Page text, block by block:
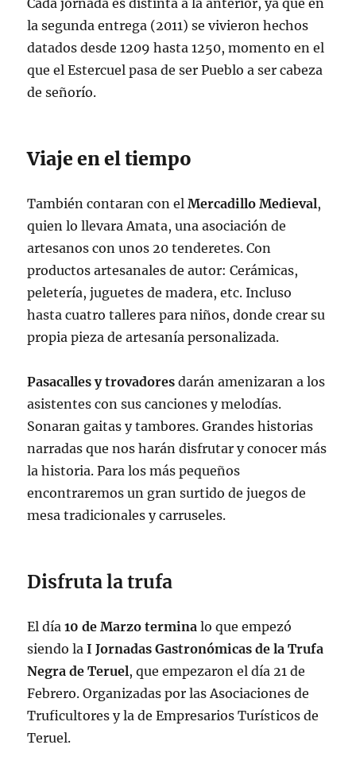
Cada jornada es distinta a la anterior, ya que en
la segunda entrega (2011) se vivieron hechos
datados desde 1209 hasta 1250, momento en el
que el Estercuel pasa de ser Pueblo a ser cabeza
de señorío.
Viaje en el tiempo
También contaran con el Mercadillo Medieval,
quien lo llevara Amata, una asociación de
artesanos con unos 20 tenderetes. Con
productos artesanales de autor: Cerámicas,
peletería, juguetes de madera, etc. Incluso
hasta cuatro talleres para niños, donde crear su
propia pieza de artesanía personalizada.
Pasacalles y trovadores darán amenizaran a los
asistentes con sus canciones y melodías.
Sonaran gaitas y tambores. Grandes historias
narradas que nos harán disfrutar y conocer más
la historia. Para los más pequeños
encontraremos un gran surtido de juegos de
mesa tradicionales y carruseles.
Disfruta la trufa
El día10 de Marzo termina lo que empezó
siendo la I Jornadas Gastronómicas de la Trufa
Negra de Teruel, que empezaron el día 21 de
Febrero. Organizadas por las Asociaciones de
Truficultores y la de Empresarios Turísticos de
Teruel.